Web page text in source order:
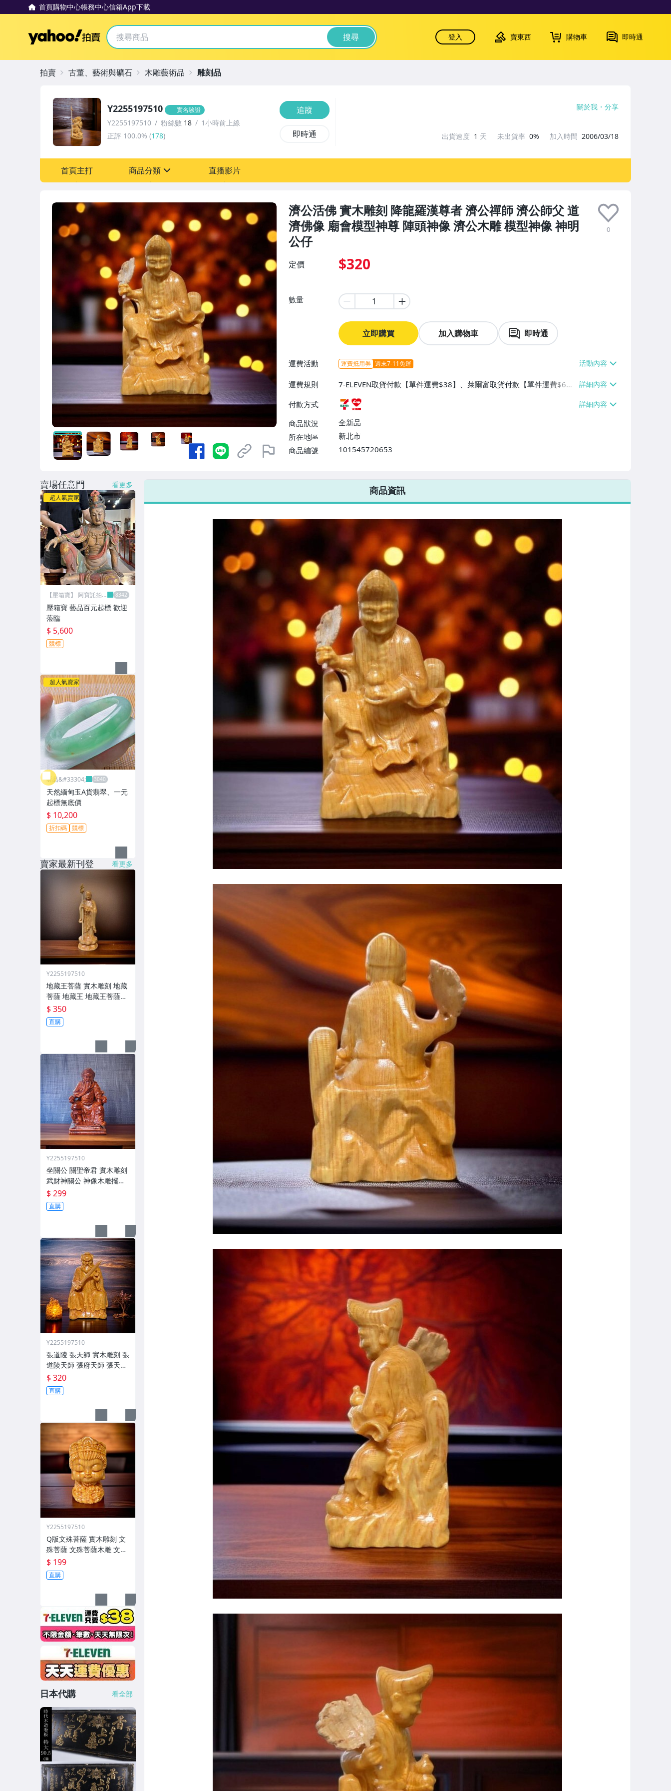
首頁購物中心帳務中心信箱App下載
Yahoo拍賣 搜尋 登入 賣東西 購物車 即時通
濟公活佛 實木雕刻 降龍羅漢尊者 濟公禪師 濟公師父 道
濟佛像 廟會模型神尊 陣頭神像 濟公木雕 模型神像 神明
公仔
0
定價 $320
數量
立即購買 加入購物車 即時通
運費活動 運費抵用券 週末7-11免運
運費規則
7-ELEVEN取貨付款【單件運費$38】、萊爾富取貨付款【單件運費$6
0】
付款方式
商品狀況
全新品
所在地區
新北市
商品編號
101545720653
不限金額、筆數，筆筆優惠無限次！
Y2255197510 實名驗證
Y2255197510 粉絲數 18
1小時前上線
正評 100.0% (178)
追蹤
即時通
關於我 分享
出貨速度 1 天 未出貨率 0% 加入時間 2006/03/18
首頁主打 商品分類
古董、藝術與礦石
原創設計良品
居家、家具與園藝
玩具、模型與公仔
手錶與飾品配件
直播影片
拍賣 古董、藝術與礦石 木雕藝術品 雕刻品
商品資訊
賣場任意門 看更多
超人氣賣家
【壓箱寶】 阿寶託拍
壓箱寶 藝品百元起標 歡迎
蒞臨
$ 5,600
競標
超人氣賣家
昕品&#33304;
天然緬甸玉A貨翡翠、一元
起標無底價
$ 10,200
折扣碼 競標
賣家最新刊登 看更多
Y2255197510
地藏王菩薩 實木雕刻 地藏
菩薩 地藏王 地藏王菩薩木
雕 小佛像
$ 350
直購
Y2255197510
坐關公 關聖帝君 實木雕刻
武財神關公 神像木雕擺件
關公神尊 關公神像 關公模
型 廟會模型神尊 關公雕像
$ 299
直購
Y2255197510
張道陵 張天師 實木雕刻 張
道陵天師 張府天師 張天師
公 老祖天師 祖天師 正一真
人
$ 320
直購
Y2255197510
Q版文殊菩薩 實木雕刻 文
殊菩薩 文殊菩薩木雕 文殊
菩薩擺件
$ 199
直購
日本代購 看全部